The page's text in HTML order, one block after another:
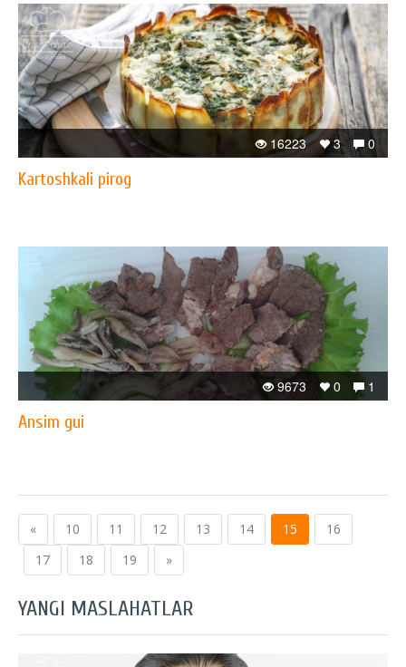
0
3
16223
Kartoshkali pirog
1
0
9673
Ansim gui
« 10 11 12 13 14 15
16
17
18 19 »
YANGI MASLAHATLAR